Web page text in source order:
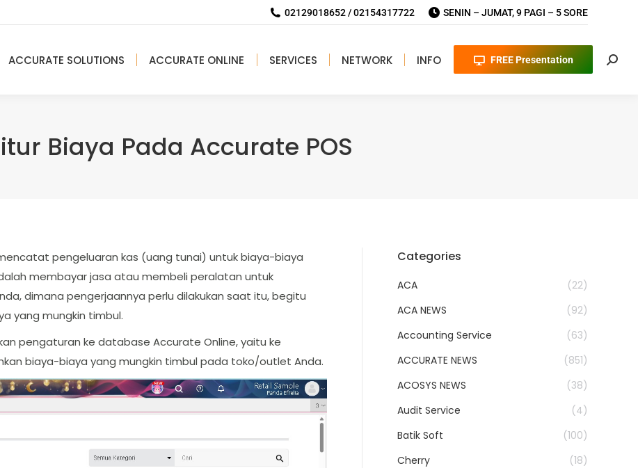
02129018652 / 02154317722 SENIN – JUMAT, 9 PAGI – 5 SORE
ACCURATE SOLUTIONS ACCURATE ONLINE SERVICES NETWORK INFO FREE Presentation
Biaya Pada Accurate POS
pengeluaran kas (uang tunai) untuk biaya-biaya
membayar jasa atau membeli peralatan untuk
dimana pengerjaannya perlu dilakukan saat itu, begitu
yang mungkin timbul.
pengaturan ke database Accurate Online, yaitu ke
biaya-biaya yang mungkin timbul pada toko/outlet Anda.
Categories
ACA
(22)
ACA NEWS
(92)
Accounting Service
(63)
ACCURATE NEWS
(851)
ACOSYS NEWS
(38)
Audit Service
(4)
Batik Soft
(100)
Cherry
(18)